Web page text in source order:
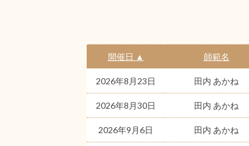
開催日 ▲ 師範名
2026年8月23日 田内 あかね
2026年8月30日 田内 あかね
2026年9月6日 田内 あかね